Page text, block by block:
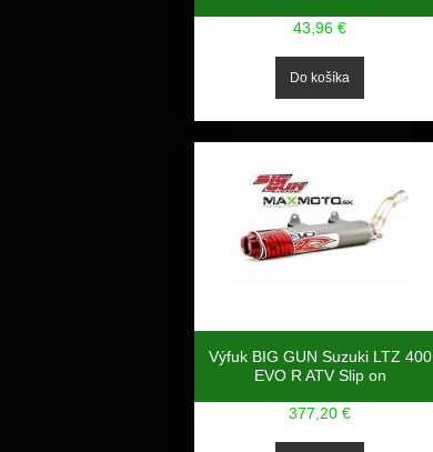
43,96 €
Výfuk BIG GUN Suzuki LTZ 400
EVO R ATV Slip on
377,20 €